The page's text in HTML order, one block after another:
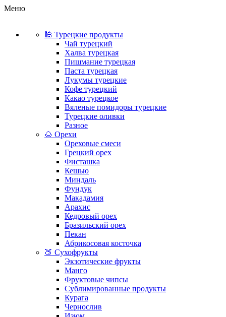
Меню
🕌 Турецкие продукты
Чай турецкий
Халва турецкая
Пишмание турецкая
Паста турецкая
Лукумы турецкие
Кофе турецкий
Какао турецкое
Вяленые помидоры турецкие
Турецкие оливки
Разное
🌰 Орехи
Ореховые смеси
Грецкий орех
Фисташка
Кешью
Миндаль
Фундук
Макадамия
Арахис
Кедровый орех
Бразильский орех
Пекан
Абрикосовая косточка
🍑 Сухофрукты
Экзотические фрукты
Манго
Фруктовые чипсы
Сублимированные продукты
Курага
Чернослив